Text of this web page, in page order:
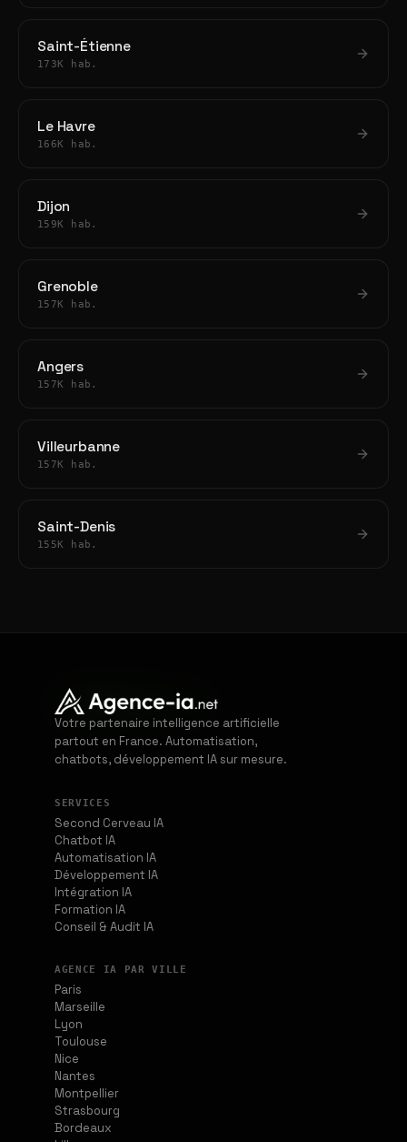
Saint-Étienne
173K hab.
Le Havre
166K hab.
Dijon
159K hab.
Grenoble
157K hab.
Angers
157K hab.
Villeurbanne
157K hab.
Saint-Denis
155K hab.
Votre partenaire intelligence artificielle
partout en France. Automatisation,
chatbots, développement IA sur mesure.
SERVICES
Second Cerveau IA
Chatbot IA
Automatisation IA
Développement IA
Intégration IA
Formation IA
Conseil & Audit IA
AGENCE IA PAR VILLE
Paris
Marseille
Lyon
Toulouse
Nice
Nantes
Montpellier
Strasbourg
Bordeaux